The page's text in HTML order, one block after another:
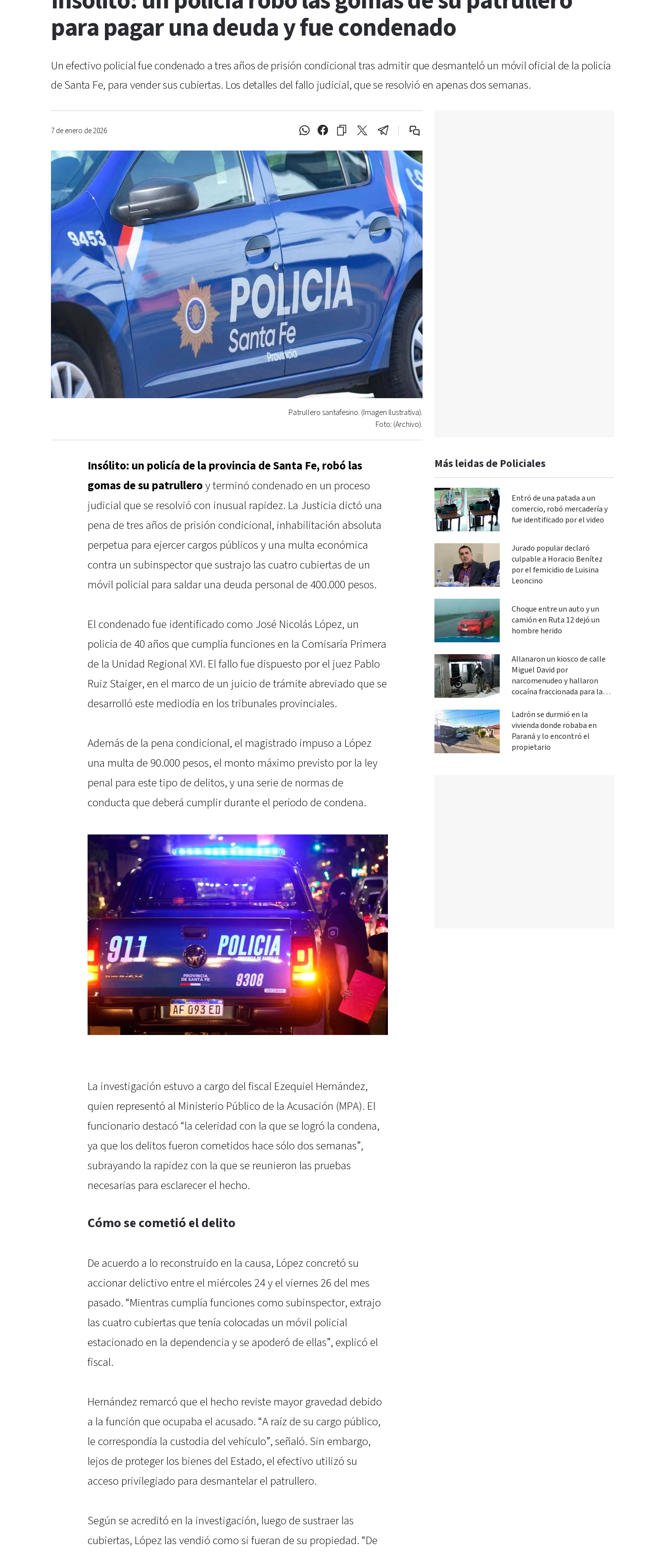
para pagar una deuda y fue condenado
Un efectivo policial fue condenado a tres años de prisión condicional tras admitir que desmanteló un móvil oficial de la policía
de Santa Fe, para vender sus cubiertas. Los detalles del fallo judicial, que se resolvió en apenas dos semanas.
7 de enero de 2026
Patrullero santafesino. (Imagen Ilustrativa).
Foto: (Archivo).
Insólito: un policía de la provincia de Santa Fe, robó las
gomas de su patrullero y terminó condenado en un proceso
judicial que se resolvió con inusual rapidez. La Justicia dictó una
pena de tres años de prisión condicional, inhabilitación absoluta
perpetua para ejercer cargos públicos y una multa económica
contra un subinspector que sustrajo las cuatro cubiertas de un
móvil policial para saldar una deuda personal de 400.000 pesos.
El condenado fue identificado como José Nicolás López, un
policía de 40 años que cumplía funciones en la Comisaría Primera
de la Unidad Regional XVI. El fallo fue dispuesto por el juez Pablo
Ruiz Staiger, en el marco de un juicio de trámite abreviado que se
desarrolló este mediodía en los tribunales provinciales.
Además de la pena condicional, el magistrado impuso a López
una multa de 90.000 pesos, el monto máximo previsto por la ley
penal para este tipo de delitos, y una serie de normas de
conducta que deberá cumplir durante el período de condena.
La investigación estuvo a cargo del fiscal Ezequiel Hernández,
quien representó al Ministerio Público de la Acusación (MPA). El
funcionario destacó “la celeridad con la que se logró la condena,
ya que los delitos fueron cometidos hace sólo dos semanas”,
subrayando la rapidez con la que se reunieron las pruebas
necesarias para esclarecer el hecho.
Cómo se cometió el delito
De acuerdo a lo reconstruido en la causa, López concretó su
accionar delictivo entre el miércoles 24 y el viernes 26 del mes
pasado. “Mientras cumplía funciones como subinspector, extrajo
las cuatro cubiertas que tenía colocadas un móvil policial
estacionado en la dependencia y se apoderó de ellas”, explicó el
fiscal.
Hernández remarcó que el hecho reviste mayor gravedad debido
a la función que ocupaba el acusado. “A raíz de su cargo público,
le correspondía la custodia del vehículo”, señaló. Sin embargo,
lejos de proteger los bienes del Estado, el efectivo utilizó su
acceso privilegiado para desmantelar el patrullero.
Según se acreditó en la investigación, luego de sustraer las
cubiertas, López las vendió como si fueran de su propiedad. “De
Más leidas de Policiales
Entró de una patada a un
comercio, robó mercadería y
fue identificado por el video
Jurado popular declaró
culpable a Horacio Benítez
por el femicidio de Luisina
Leoncino
Choque entre un auto y un
camión en Ruta 12 dejó un
hombre herido
Allanaron un kiosco de calle
Miguel David por
narcomenudeo y hallaron
cocaína fraccionada para la
Ladrón se durmió en la
vivienda donde robaba en
Paraná y lo encontró el
propietario